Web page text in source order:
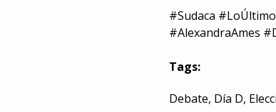
#Sudaca​​​​
#AlexandraAmes​​
Tags:
Debate, Día D,